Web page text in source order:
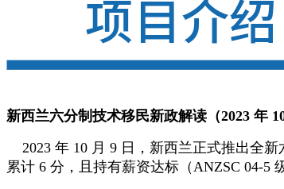
新西兰六分制技术移民新政解读（2023 年
2023 年 10 月 9 日，新西兰正式推出全
累计 6 分，且持有薪资达标（ANZSC 04-5